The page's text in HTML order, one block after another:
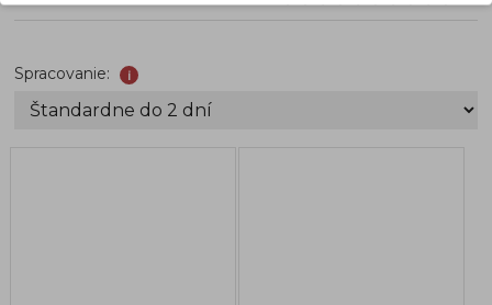
Spracovanie: i